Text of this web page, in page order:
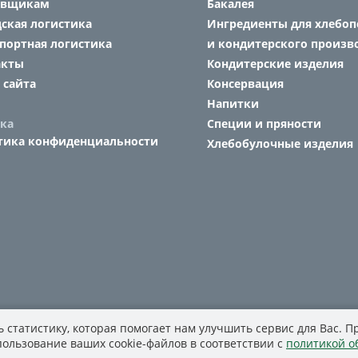
логистика
логистика
конфиденциальности
Бакалея
Ингредиенты для
и кондитерского
Кондитерские изделия
Консервация
Напитки
Специи и пряности
Хлебобулочные изделия
которая помогает нам улучшить сервис для Вас.
ваших cookie-файлов в соответствии с политикой